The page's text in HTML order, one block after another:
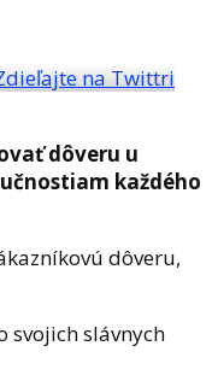
na Twittri
dôveru u
každého
dôveru,
svojich slávnych